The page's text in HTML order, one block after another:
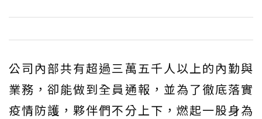
公司內部共有超過三萬五千人以上的內勤與
業務，卻能做到全員通報，並為了徹底落實
疫情防護，夥伴們不分上下，燃起一股身為